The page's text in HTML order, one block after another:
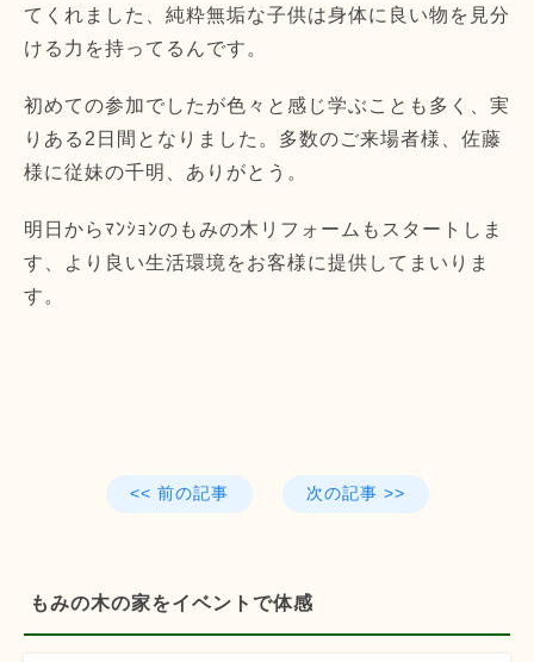
てくれました、純粋無垢な子供は身体に良い物を見分
ける力を持ってるんです。
初めての参加でしたが色々と感じ学ぶことも多く、実
りある2日間となりました。多数のご来場者様、佐藤
様に従妹の千明、ありがとう。
明日からﾏﾝｼｮﾝのもみの木リフォームもスタートしま
す、より良い生活環境をお客様に提供してまいりま
す。
<< 前の記事 次の記事 >>
もみの木の家をイベントで体感